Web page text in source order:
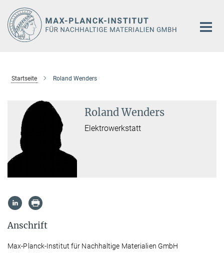
Hauptinhalt
Startseite Roland Wenders
Roland Wenders
Elektrowerkstatt
Anschrift
Max-Planck-Institut für Nachhaltige Materialien GmbH